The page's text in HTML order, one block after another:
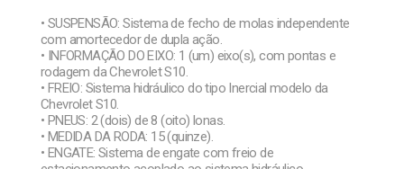
• SUSPENSÃO: Sistema de fecho de molas independente
com amortecedor de dupla ação.
• INFORMAÇÃO DO EIXO: 1 (um) eixo(s), com pontas e
rodagem da Chevrolet S10.
• FREIO: Sistema hidráulico do tipo Inercial modelo da
Chevrolet S10.
• PNEUS: 2 (dois) de 8 (oito) lonas.
• MEDIDA DA RODA: 15 (quinze).
• ENGATE: Sistema de engate com freio de